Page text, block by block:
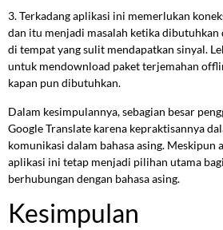
3. Terkadang aplikasi ini memerlukan
dan itu menjadi masalah ketika
di tempat yang sulit mendapatkan sinyal.
untuk mendownload paket terjemahan
kapan pun dibutuhkan.
Dalam kesimpulannya, sebagian besar
Google Translate karena kepraktisannya
komunikasi dalam bahasa asing. Meskipun
aplikasi ini tetap menjadi pilihan utama
berhubungan dengan bahasa asing.
Kesimpulan